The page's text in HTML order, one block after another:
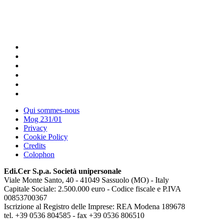
Qui sommes-nous
Mog 231/01
Privacy
Cookie Policy
Credits
Colophon
Edi.Cer S.p.a. Società unipersonale
Viale Monte Santo, 40 - 41049 Sassuolo (MO) - Italy
Capitale Sociale: 2.500.000 euro - Codice fiscale e P.IVA
00853700367
Iscrizione al Registro delle Imprese: REA Modena 189678
tel. +39 0536 804585 - fax +39 0536 806510